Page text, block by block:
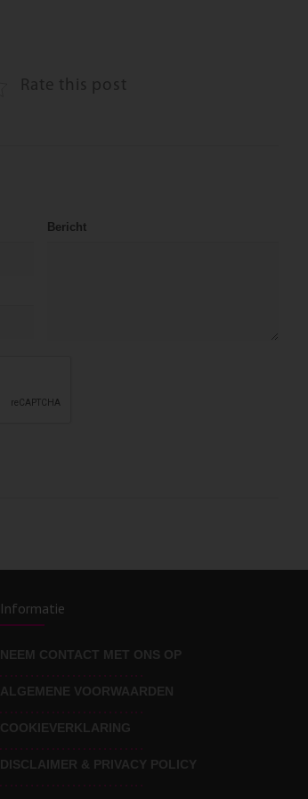
Rate this post
Bericht
Informatie
NEEM CONTACT MET ONS OP
ALGEMENE VOORWAARDEN
COOKIEVERKLARING
DISCLAIMER & PRIVACY POLICY